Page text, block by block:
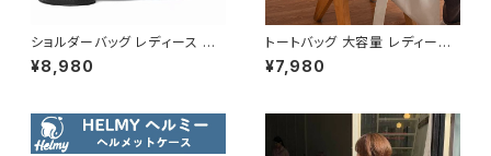
ショルダーバッグ レディース 斜
めがけ 小さめ 2way バッグ 合
皮 軽量 ミニバッグ おしゃれ 可
¥8,980
トートバッグ 大容量 レディース
フェイクレザー 無地 シンプル
バッグ A4対応 ママバッグ 通勤
¥7,980